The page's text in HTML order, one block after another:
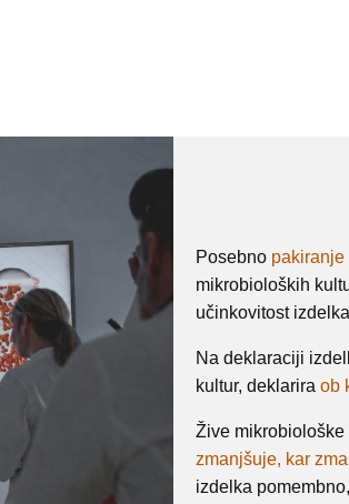
Posebno pakiranje
mikrobioloških
učinkovitost
Na deklaraciji
kultur, deklarira ob
Žive mikrobiološke
zmanjšuje, kar
izdelka